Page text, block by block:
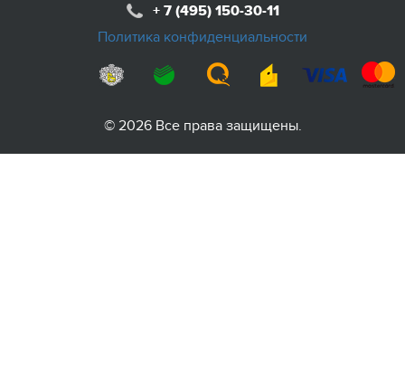
+ 7 (495) 150-30-11
Политика конфиденциальности
© 2026 Все права защищены.